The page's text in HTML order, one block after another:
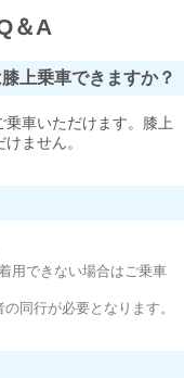
＆A
上乗車できますか？
車いただけます。膝上
ません。
用できない場合はご乗車
同行が必要となります。